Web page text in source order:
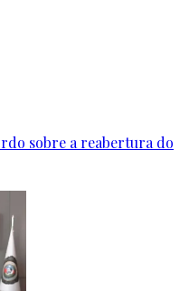
sobre a reabertura do